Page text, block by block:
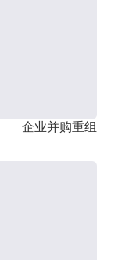
企业并购重组